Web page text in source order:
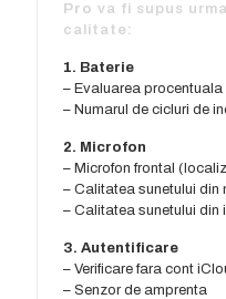
Prova fi supus
calitate:
1. Baterie
– Evaluarea
– Numarul de cicluri de
2. Microfon
– Microfon frontal
– Calitatea sunetului din
– Calitatea sunetului din
3. Autentificare
– Verificare fara cont
– Senzor de amprenta